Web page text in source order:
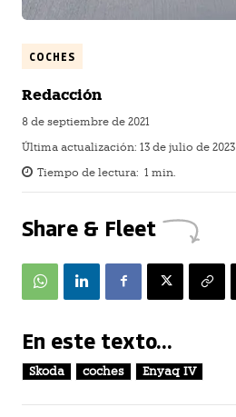
COCHES
Redacción
8 de septiembre de 2021
Última actualización: 13 de julio de 2023
Tiempo de lectura: 1 min.
Share & Fleet
En este texto...
Skoda coches Enyaq IV